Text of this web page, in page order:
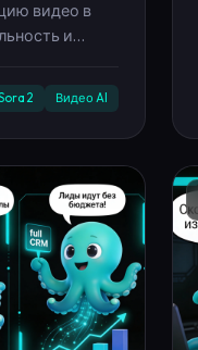
видео в
и
2 Видео AI